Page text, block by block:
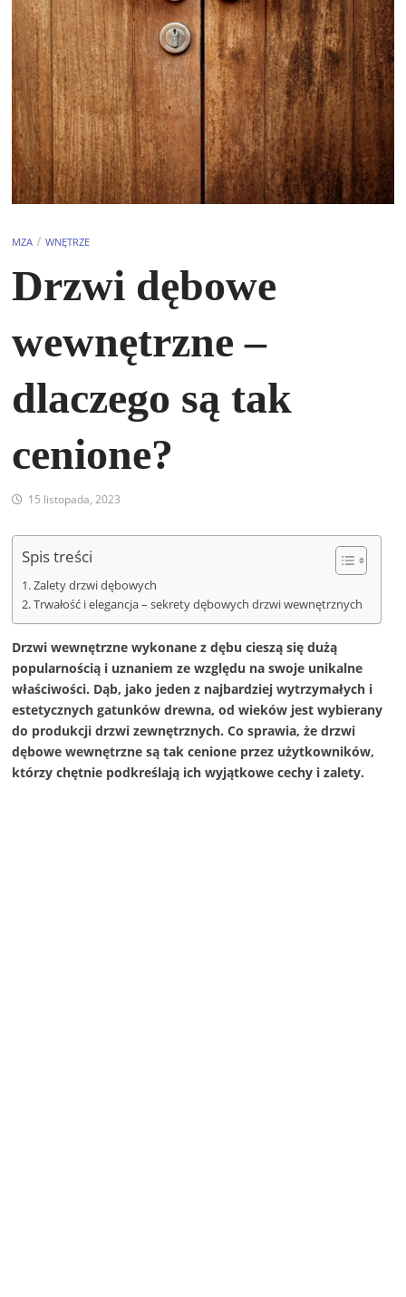
MZA /WNĘTRZE
Drzwi dębowe
wewnętrzne –
dlaczego są tak
cenione?
15 listopada, 2023
Spis treści
Zalety drzwi dębowych
Trwałość i elegancja – sekrety dębowych drzwi wewnętrznych
Drzwi wewnętrzne wykonane z dębu cieszą się dużą
popularnością i uznaniem ze względu na swoje unikalne
właściwości. Dąb, jako jeden z najbardziej wytrzymałych i
estetycznych gatunków drewna, od wieków jest wybierany
do produkcji drzwi zewnętrznych. Co sprawia, że drzwi
dębowe wewnętrzne są tak cenione przez użytkowników,
którzy chętnie podkreślają ich wyjątkowe cechy i zalety.